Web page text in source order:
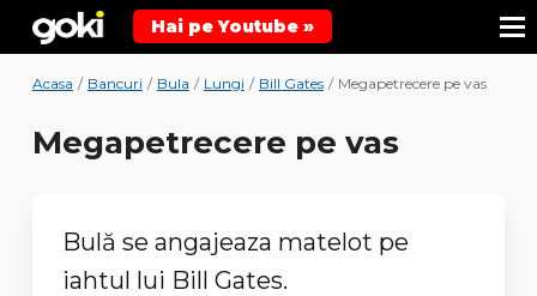
Hai pe Youtube »
Acasa / Bancuri / Bula / Lungi / Bill Gates / Megapetrecere pe vas
Megapetrecere pe vas
Bulă se angajeaza matelot pe
iahtul lui Bill Gates.